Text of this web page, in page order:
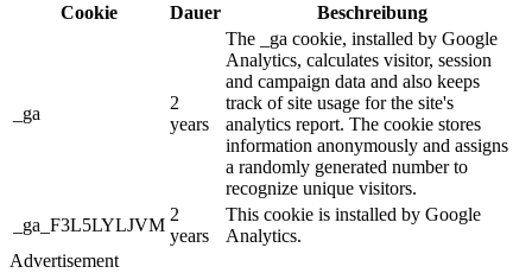
Cookie
Dauer Beschreibung
_ga
2
years
The _ga cookie, installed by Google
Analytics, calculates visitor, session
and campaign data and also keeps
track of site usage for the site's
analytics report. The cookie stores
information anonymously and assigns
a randomly generated number to
recognize unique visitors.
_ga_F3L5LYLJVM
2
years
This cookie is installed by Google
Analytics.
Advertisement